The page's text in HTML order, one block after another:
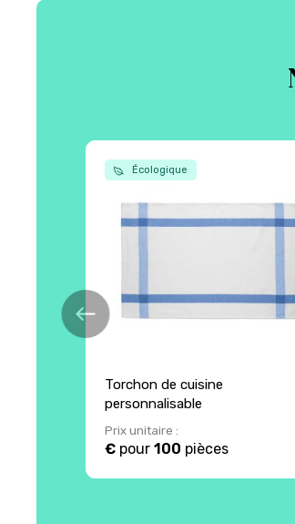
Écologique
Torchon de cuisine
personnalisable
Prix unitaire :
€ pour100 pièces